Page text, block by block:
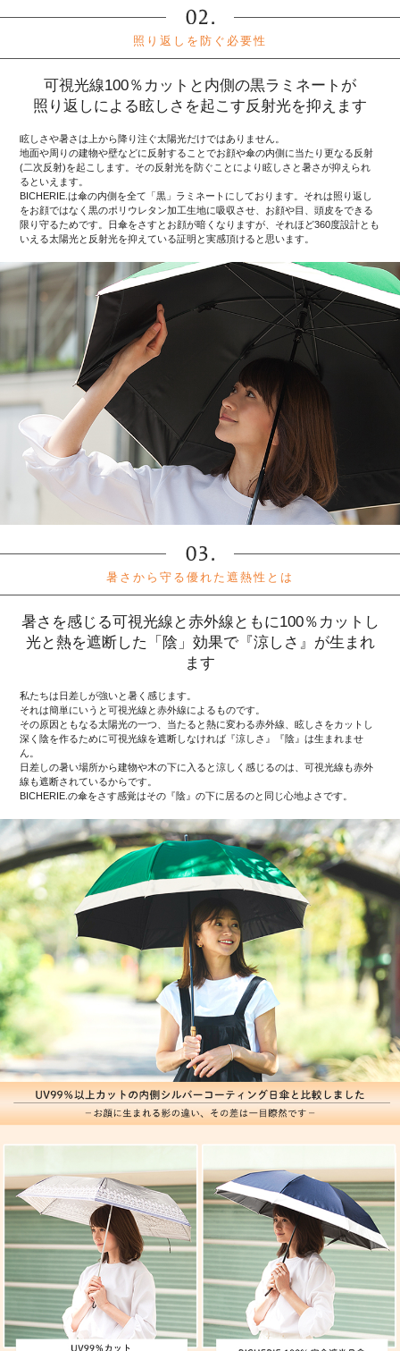
照り返しを防ぐ必要性
可視光線100％カットと内側の黒ラミネートが
照り返しによる眩しさを起こす反射光を抑えます
眩しさや暑さは上から降り注ぐ太陽光だけではありません。
地面や周りの建物や壁などに反射することでお顔や傘の内側に当たり更なる反射
(二次反射)を起こします。その反射光を防ぐことにより眩しさと暑さが抑えられ
るといえます。
BICHERIE.は傘の内側を全て「黒」ラミネートにしております。それは照り返し
をお顔ではなく黒のポリウレタン加工生地に吸収させ、お顔や目、頭皮をできる
限り守るためです。日傘をさすとお顔が暗くなりますが、それほど360度設計とも
いえる太陽光と反射光を抑えている証明と実感頂けると思います。
暑さから守る優れた遮熱性とは
暑さを感じる可視光線と赤外線ともに100％カットし
光と熱を遮断した「陰」効果で『涼しさ』が生まれ
ます
私たちは日差しが強いと暑く感じます。
それは簡単にいうと可視光線と赤外線によるものです。
その原因ともなる太陽光の一つ、当たると熱に変わる赤外線、眩しさをカットし
深く陰を作るために可視光線を遮断しなければ『涼しさ』『陰』は生まれませ
ん。
日差しの暑い場所から建物や木の下に入ると涼しく感じるのは、可視光線も赤外
線も遮断されているからです。
BICHERIE.の傘をさす感覚はその『陰』の下に居るのと同じ心地よさです。